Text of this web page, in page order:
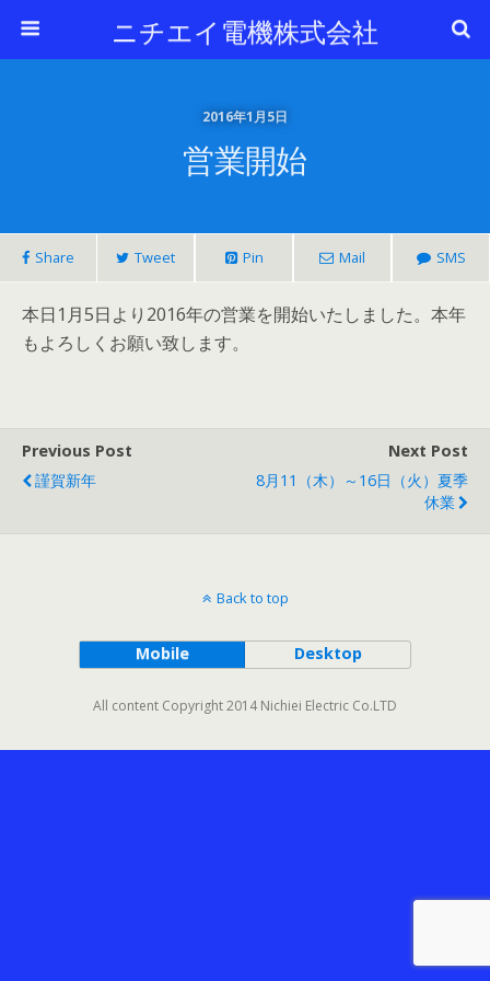
ニチエイ電機株式会社
2016年1月5日
営業開始
Share Tweet Pin Mail SMS
本日1月5日より2016年の営業を開始いたしました。本年
もよろしくお願い致します。
Previous Post
謹賀新年
Next Post
8月11（木）～16日（火）夏季
休業
Back to top
Mobile Desktop
All content Copyright 2014 Nichiei Electric Co.LTD